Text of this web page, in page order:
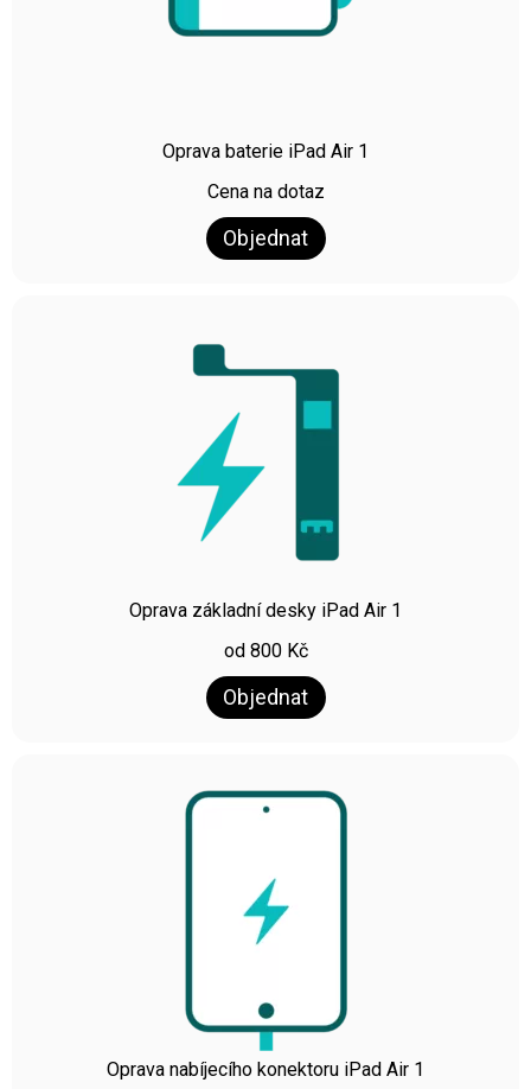
Oprava baterie iPad Air 1
Cena na dotaz
Objednat
Oprava základní desky iPad Air 1
od 800 Kč
Objednat
Oprava nabíjecího konektoru iPad Air 1